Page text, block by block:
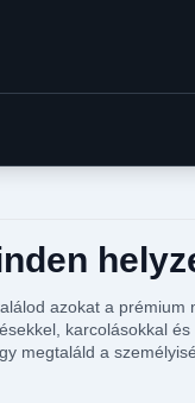
azokat a prémium
karcolásokkal
megtaláld a